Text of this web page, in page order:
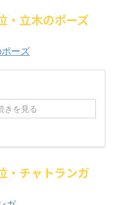
・立木のポーズ
きを見る
・チャトランガ